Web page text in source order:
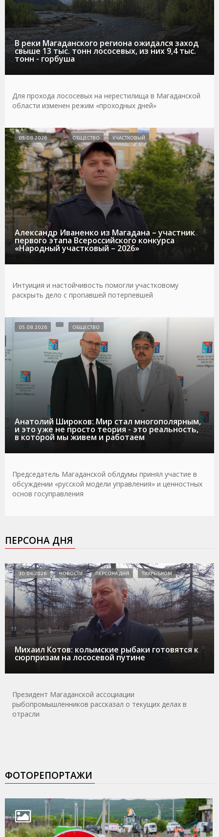
В реки Магаданского региона ожидался заход
свыше 13 тыс. тонн лососевых, из них 9,4 тыс.
тонн - горбуша
Для прохода лососевых на нерестилища в Магаданской
области изменен режим «проходных дней»
Александр Иваненко из Магадана – участник
первого этапа Всероссийского конкурса
«Народный участковый – 2026»
05.08.2026 ОБЩЕСТВО УЧАСТКОВЫЙ
Интуиция и настойчивость помогли участковому
раскрыть дело с пропавшей потерпевшей
Анатолий Широков: Мир стал многополярным,
и это уже не просто теория - это реальность,
в которой мы живем и работаем
05.08.2026 ОБЩЕСТВО
Председатель Магаданской облдумы принял участие в
обсуждении «русской модели управления» и ценностных
основ госуправления
ПЕРСОНА ДНЯ
Михаил Котов: колымские рыбаки готовятся к
сюрпризам на лососевой путине
30.04.2026 НОВОСТИ ПЕРСОНА ДНЯ ТИХРЫБКОМ
Президент Магаданской ассоциации
рыбопромышленников рассказал о текущих делах в
отрасли
ФОТОРЕПОРТАЖИ